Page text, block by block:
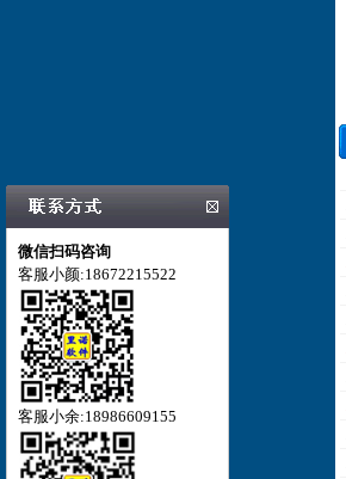
微信扫码咨询
客服小颜:18672215522
客服小余:18986609155